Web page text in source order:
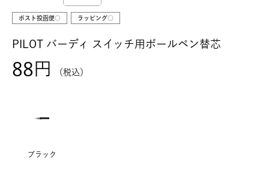
ポスト投函便○ ラッピング○
PILOT バーディ スイッチ用ボールペン替芯
88 税込
ブラック